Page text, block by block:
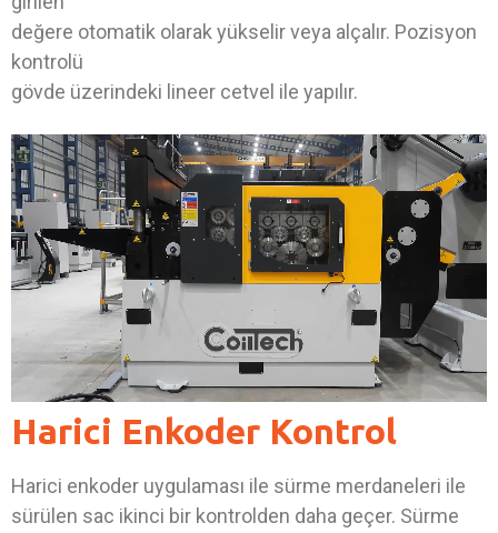
değere otomatik olarak yükselir veya alçalır. Pozisyon
kontrolü
gövde üzerindeki lineer cetvel ile yapılır.
Harici Enkoder Kontrol
Harici enkoder uygulaması ile sürme merdaneleri ile
sürülen sac ikinci bir kontrolden daha geçer. Sürme